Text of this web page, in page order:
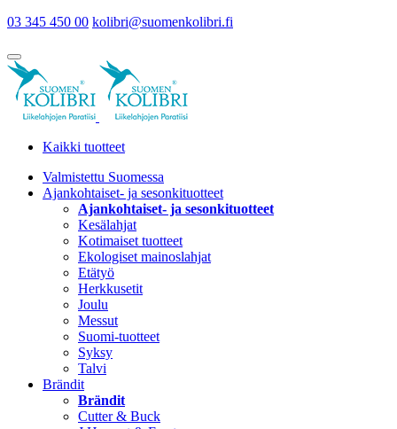
03 345 450 00 kolibri@suomenkolibri.fi
Kaikki tuotteet
Valmistettu Suomessa
Ajankohtaiset- ja sesonkituotteet
Ajankohtaiset- ja sesonkituotteet
Kesälahjat
Kotimaiset tuotteet
Ekologiset mainoslahjat
Etätyö
Herkkusetit
Joulu
Messut
Suomi-tuotteet
Syksy
Talvi
Brändit
Brändit
Cutter & Buck